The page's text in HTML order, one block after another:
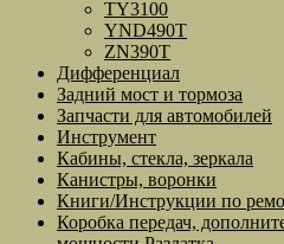
TY3100
YND490T
ZN390T
Дифференциал
Задний мост и тормоза
Запчасти для автомобилей
Инструмент
Кабины, стекла, зеркала
Канистры, воронки
Книги/Инструкции по
Коробка передач,